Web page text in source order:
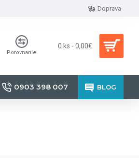
Doprava
Porovnanie
0 ks - 0,00€
0903 398 007 BLOG